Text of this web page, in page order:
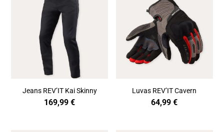
Jeans REV’IT Kai Skinny
169,99€
Luvas REV’IT Cavern
64,99€